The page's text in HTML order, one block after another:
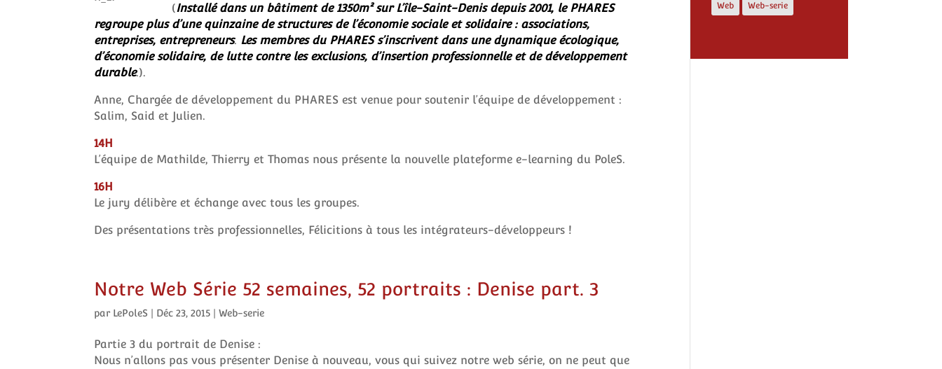
(Installé dans un bâtiment de 1350m² sur L’île-Saint-Denis depuis 2001, le PHARES
regroupe plus d’une quinzaine de structures de l’économie sociale et solidaire : associations,
entreprises, entrepreneurs. Les membres du PHARES s’inscrivent dans une dynamique écologique,
d’économie solidaire, de lutte contre les exclusions, d’insertion professionnelle et de développement
durable.).
Anne, Chargée de développement du PHARES est venue pour soutenir l’équipe de développement :
Salim, Said et Julien.
14H
L’équipe de Mathilde, Thierry et Thomas nous présente la nouvelle plateforme e-learning du PoleS.
16H
Le jury délibère et échange avec tous les groupes.
Des présentations très professionnelles, Félicitions à tous les intégrateurs-développeurs !
Notre Web Série 52 semaines, 52 portraits : Denise part. 3
par LePoleS Déc 23, 2015 |Web-serie
Partie 3 du portrait de Denise :
Nous n’allons pas vous présenter Denise à nouveau, vous qui suivez notre web série, on ne peut que
Web Web-serie